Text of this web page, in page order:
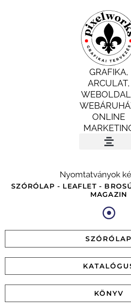
GRAFIKA,
ARCULAT,
ONLINE
Nyomtatványok
SZÓRÓLAP - LEAFLET -
MAGAZIN
SZÓRÓLAP
KÖNYV